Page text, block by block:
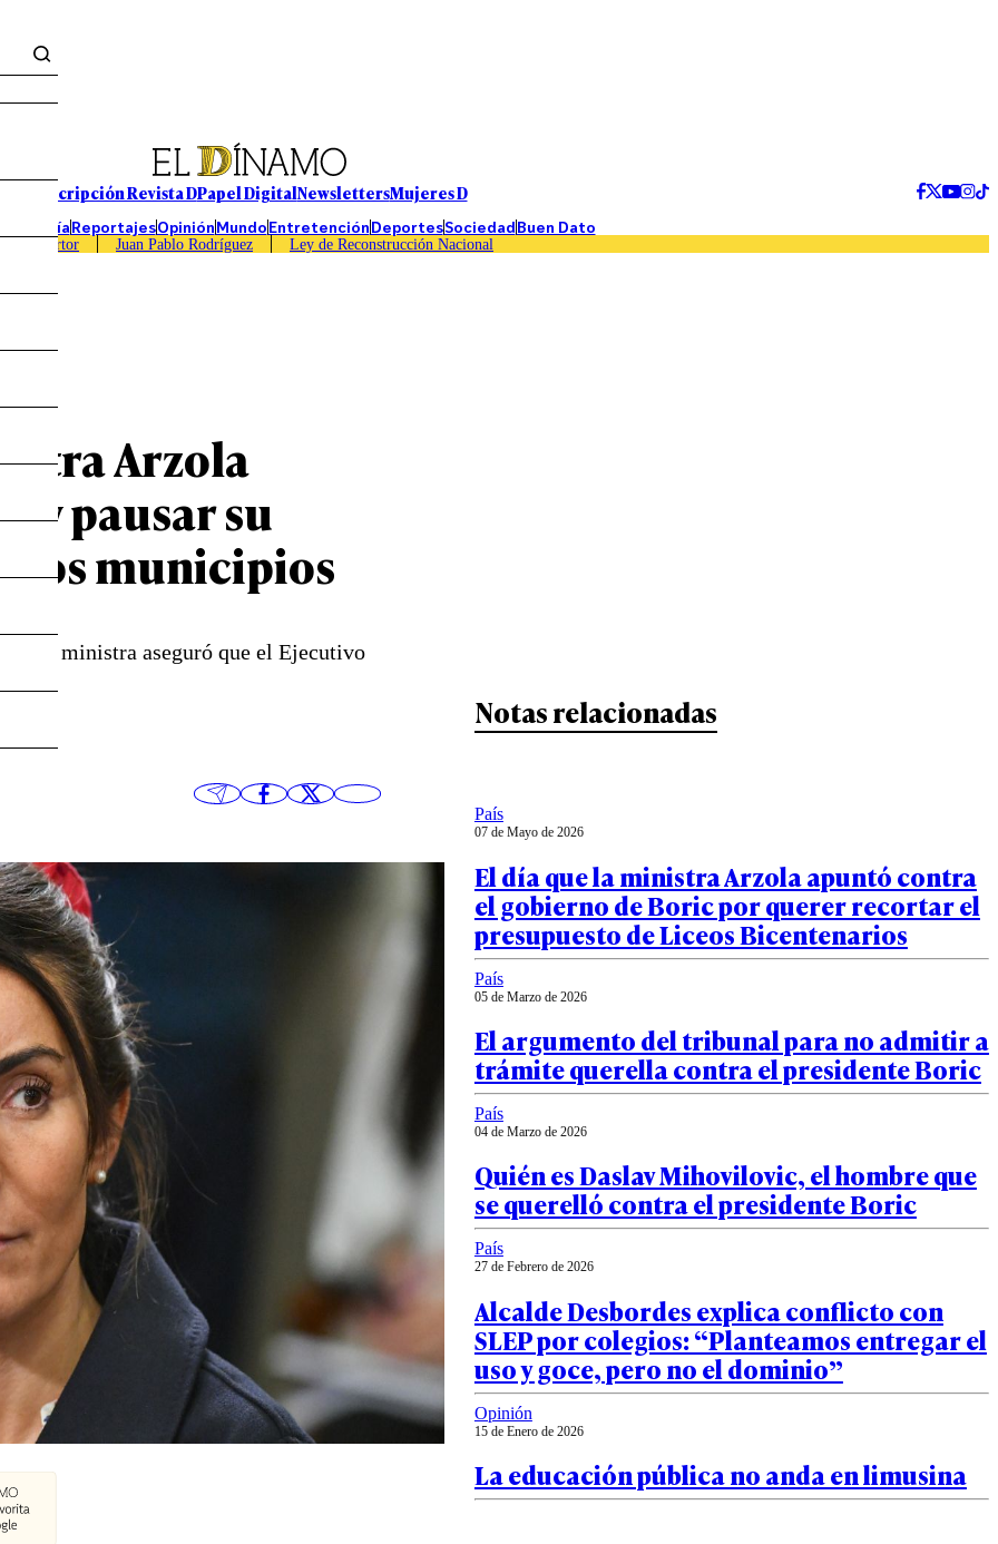
Suscripción Revista DPapel DigitalNewslettersMujeres D
EconomíaReportajesOpiniónMundoEntretenciónDeportesSociedadBuen Dato
Caso Sartor Juan Pablo Rodríguez Ley de Reconstrucción Nacional
Arzola
y pausar su
municipios
la ministra aseguró que el Ejecutivo
Notas relacionadas
País
07 de Mayo de 2026
El día que la ministra Arzola apuntó contra
el gobierno de Boric por querer recortar el
presupuesto de Liceos Bicentenarios
País
05 de Marzo de 2026
El argumento del tribunal para no admitir a
trámite querella contra el presidente Boric
País
04 de Marzo de 2026
Quién es Daslav Mihovilovic, el hombre que
se querelló contra el presidente Boric
País
27 de Febrero de 2026
Alcalde Desbordes explica conflicto con
SLEP por colegios: “Planteamos entregar el
uso y goce, pero no el dominio”
Opinión
15 de Enero de 2026
La educación pública no anda en limusina